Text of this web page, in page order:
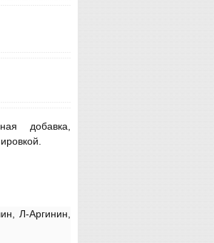
добавка,
Л-Аргинин,